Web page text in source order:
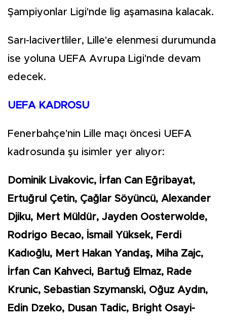
Şampiyonlar Ligi'nde lig aşamasına kalacak.
Sarı-lacivertliler, Lille'e elenmesi durumunda
ise yoluna UEFA Avrupa Ligi'nde devam
edecek.
UEFA KADROSU
Fenerbahçe'nin Lille maçı öncesi UEFA
kadrosunda şu isimler yer alıyor:
Dominik Livakovic, İrfan Can Eğribayat,
Ertuğrul Çetin, Çağlar Söyüncü, Alexander
Djiku, Mert Müldür, Jayden Oosterwolde,
Rodrigo Becao, İsmail Yüksek, Ferdi
Kadıoğlu, Mert Hakan Yandaş, Miha Zajc,
İrfan Can Kahveci, Bartuğ Elmaz, Rade
Krunic, Sebastian Szymanski, Oğuz Aydın,
Edin Dzeko, Dusan Tadic, Bright Osayi-